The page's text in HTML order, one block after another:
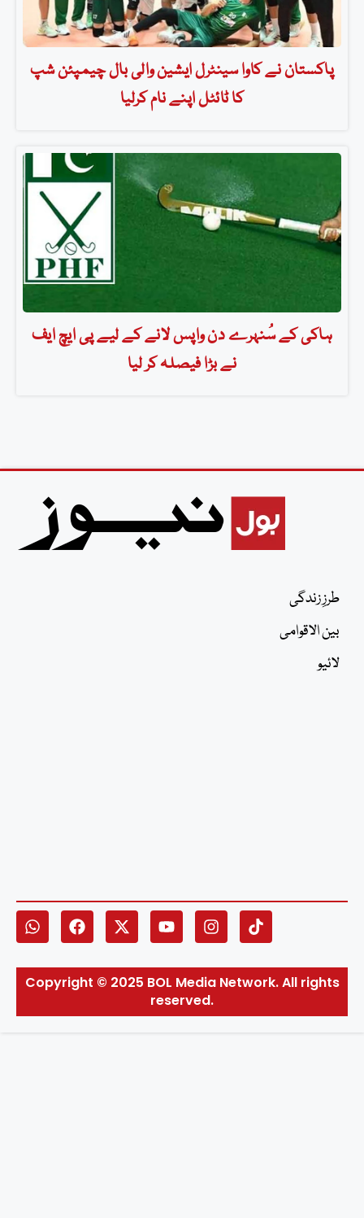
پاکستان نے کاوا سینٹرل ایشین والی بال چیمپئن شپ
کا ٹائٹل اپنے نام کرلیا
ہاکی کے سُنہرے دن واپس لانے کے لیے پی ایچ ایف
نے بڑا فیصلہ کر لیا
طرزِ زندگی
بین الاقوامی
لائیو
Copyright © 2025 BOL Media Network. All rights
reserved.